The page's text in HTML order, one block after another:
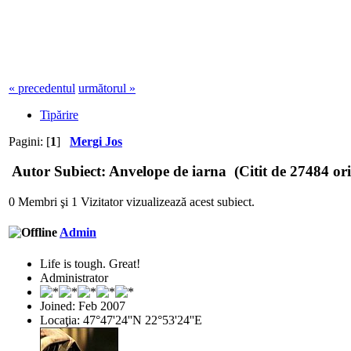
« precedentul următorul »
Tipărire
Pagini: [1] Mergi Jos
Autor Subiect: Anvelope de iarna (Citit de 27484
0 Membri şi 1 Vizitator vizualizează acest subiect.
Admin
Life is tough. Great!
Administrator
Joined: Feb 2007
Locaţia: 47°47'24''N 22°53'24''E